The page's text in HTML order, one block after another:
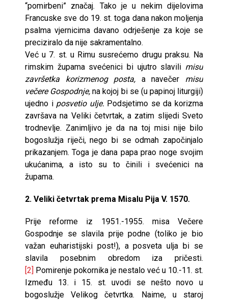
“pomirbeni” značaj. Tako je u nekim dijelovima
Francuske sve do 19. st. toga dana nakon moljenja
psalma vjernicima davano odrješenje za koje se
preciziralo da nije sakramentalno.
Već u 7. st. u Rimu susrećemo drugu praksu. Na
rimskim župama svećenici bi ujutro slavili misu
završetka korizmenog posta, a navečer misu
večere Gospodnje, na kojoj bi se (u papinoj liturgiji)
ujedno i posvetio ulje. Podsjetimo se da korizma
završava na Veliki četvrtak, a zatim slijedi Sveto
trodnevlje. Zanimljivo je da na toj misi nije bilo
bogoslužja riječi, nego bi se odmah započinjalo
prikazanjem. Toga je dana papa prao noge svojim
ukućanima, a isto su to činili i svećenici na
župama.
2. Veliki četvrtak prema Misalu Pija V. 1570.
Prije reforme iz 1951.-1955. misa Večere
Gospodnje se slavila prije podne (toliko je bio
važan euharistijski post!), a posveta ulja bi se
slavila posebnim obredom iza pričesti.
[2] Pomirenje pokornika je nestalo već u 10.-11. st.
Između 13. i 15. st. uvodi se nešto novo u
bogoslužje Velikog četvrtka. Naime, u staroj